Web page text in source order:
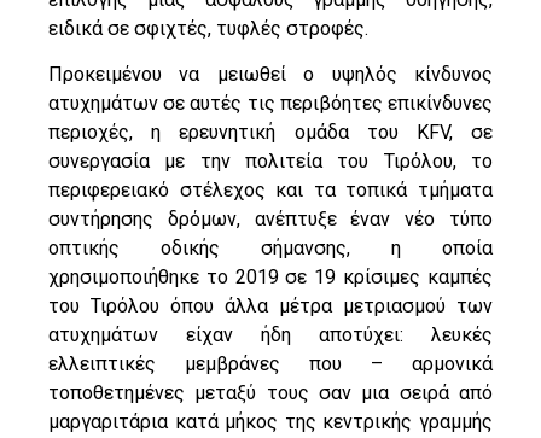
ειδικά σε σφιχτές, τυφλές στροφές.
Προκειμένου να μειωθεί ο υψηλός κίνδυνος
ατυχημάτων σε αυτές τις περιβόητες επικίνδυνες
περιοχές, η ερευνητική ομάδα του KFV, σε
συνεργασία με την πολιτεία του Τιρόλου, το
περιφερειακό στέλεχος και τα τοπικά τμήματα
συντήρησης δρόμων, ανέπτυξε έναν νέο τύπο
οπτικής οδικής σήμανσης, η οποία
χρησιμοποιήθηκε το 2019 σε 19 κρίσιμες καμπές
του Τιρόλου όπου άλλα μέτρα μετριασμού των
ατυχημάτων είχαν ήδη αποτύχει: λευκές
ελλειπτικές μεμβράνες που – αρμονικά
τοποθετημένες μεταξύ τους σαν μια σειρά από
μαργαριτάρια κατά μήκος της κεντρικής γραμμής